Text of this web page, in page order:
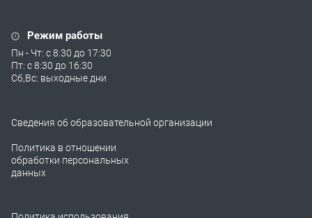
Режим работы
Пн - Чт: с 8:30 до 17:30
Пт: с 8:30 до 16:30
Сб,Вс: выходные дни
Сведения об образовательной организации
Политика в отношении
обработки персональных
данных